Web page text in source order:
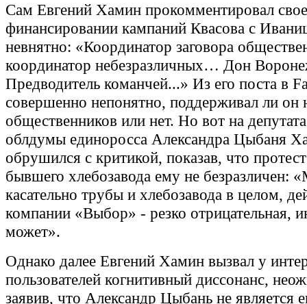
Сам Евгений Хамин прокомментировал
финансировании кампаний Квасова с
невнятно: «Координатор заговора
координатор небезразличных… Дон
Предводитель команчей...» Из его поста в
совершенно непонятно, поддерживал ли он
общественников или нет. Но вот на
облдумы единоросса Александра Цыбаня
обрушился с критикой, показав, что
бывшего хлебозавода ему не безразличен:
касательно трубы и хлебозавода в целом,
компании «Выбор» - резко отрицательная,
может».
Однако далее Евгений Хамин вызвал у
пользователей когнитивный диссонанс,
заявив, что Александр Цыбань не является